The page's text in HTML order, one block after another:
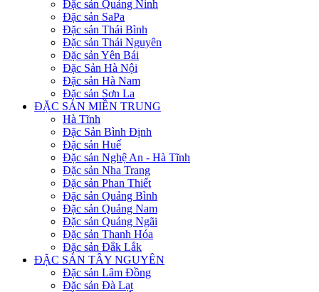
Đặc sản Quảng Ninh
Đặc sản SaPa
Đặc sản Thái Bình
Đặc sản Thái Nguyên
Đặc sản Yên Bái
Đặc Sản Hà Nội
Đặc sản Hà Nam
Đặc sản Sơn La
ĐẶC SẢN MIỀN TRUNG
Hà Tĩnh
Đặc Sản Bình Định
Đặc sản Huế
Đặc sản Nghệ An - Hà Tĩnh
Đặc sản Nha Trang
Đặc sản Phan Thiết
Đặc sản Quảng Bình
Đặc sản Quảng Nam
Đặc sản Quảng Ngãi
Đặc sản Thanh Hóa
Đặc sản Đắk Lắk
ĐẶC SẢN TÂY NGUYÊN
Đặc sản Lâm Đồng
Đặc sản Đà Lạt